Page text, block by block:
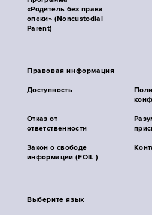
«Родитель без права
опеки» (Noncustodial
Parent)
Правовая информация
Доступность
Отказ от
ответственности
Закон о свободе
информации (FOIL )
Выберите язык